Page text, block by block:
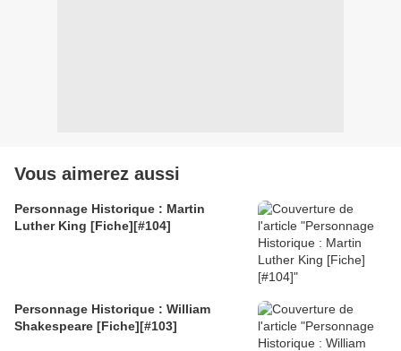
Vous aimerez aussi
Personnage Historique : Martin
Luther King [Fiche][#104]
Personnage Historique : William
Shakespeare [Fiche][#103]